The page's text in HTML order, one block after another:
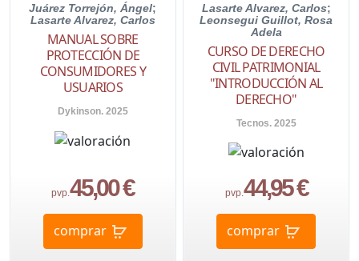
Juárez Torrejón, Ángel;
Lasarte Alvarez, Carlos
MANUAL SOBRE
PROTECCIÓN DE
CONSUMIDORES Y
USUARIOS
Dykinson. 2025
pvp.45,00 €
comprar
Lasarte Alvarez, Carlos;
Leonsegui Guillot, Rosa
Adela
CURSO DE DERECHO
CIVIL PATRIMONIAL
"INTRODUCCIÓN AL
DERECHO"
Tecnos. 2025
pvp.44,95 €
comprar